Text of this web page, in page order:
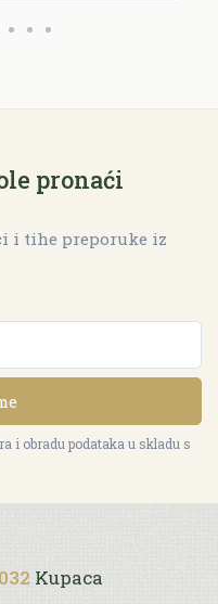
pronaći
i tihe preporuke iz
i obradu podataka u skladu s
Kupaca